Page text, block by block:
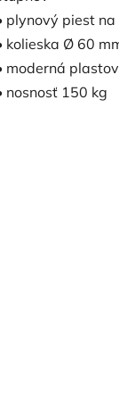
plynový piest
kolieska Ø 60
moderná
nosnosť 150 kg